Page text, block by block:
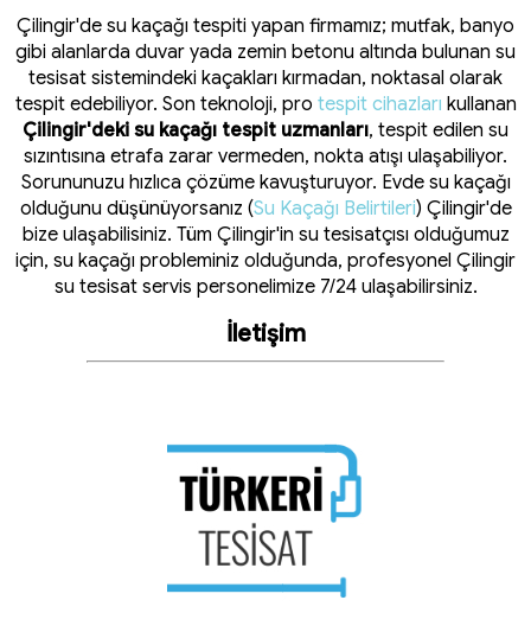
Çilingir'de su kaçağı tespiti yapan firmamız; mutfak, banyo
gibi alanlarda duvar yada zemin betonu altında bulunan su
tesisat sistemindeki kaçakları kırmadan, noktasal olarak
tespit edebiliyor. Son teknoloji, pro tespit cihazları kullanan
Çilingir'deki su kaçağı tespit uzmanları, tespit edilen su
sızıntısına etrafa zarar vermeden, nokta atışı ulaşabiliyor.
Sorununuzu hızlıca çözüme kavuşturuyor. Evde su kaçağı
olduğunu düşünüyorsanız (Su Kaçağı Belirtileri) Çilingir'de
bize ulaşabilisiniz. Tüm Çilingir'in su tesisatçısı olduğumuz
için, su kaçağı probleminiz olduğunda, profesyonel Çilingir
su tesisat servis personelimize 7/24 ulaşabilirsiniz.
İletişim